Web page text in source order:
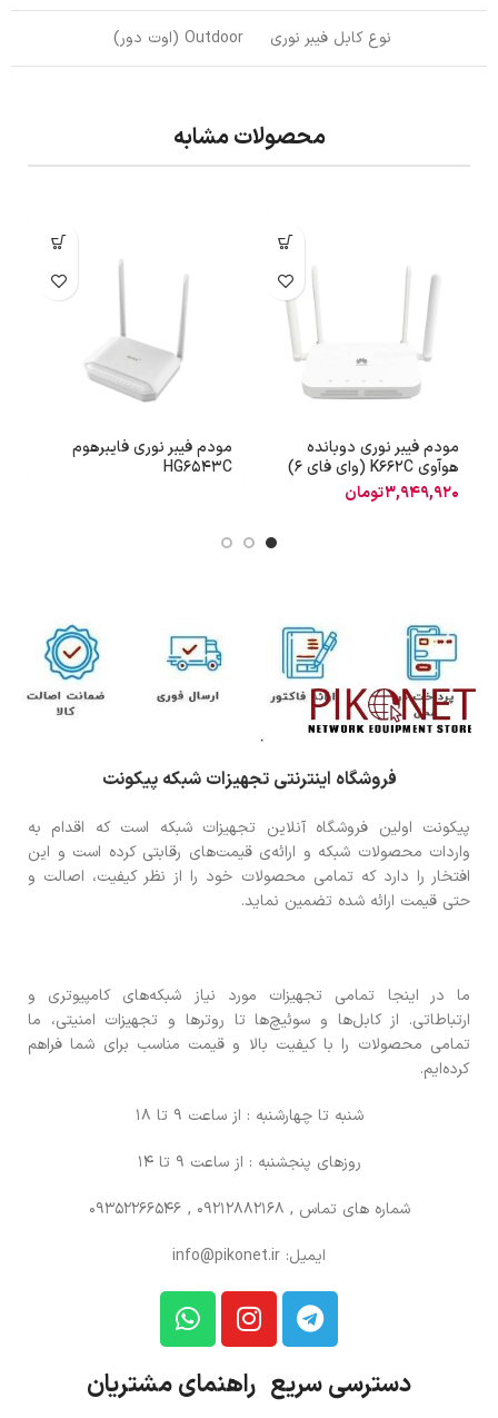
نوع کابل فیبر نوری Outdoor (اوت دور)
محصولات مشابه
مودم فیبر نوری دوبانده
هوآوی K662C (وای فای 6)
3,949,920تومان
مودم فیبر نوری فایبرهوم
HG6543C
فروشگاه اینترنتی تجهیزات شبکه پیکونت
پیکونت اولین فروشگاه آنلاین تجهیزات شبکه است که اقدام به
واردات محصولات شبکه و ارائه‌ی قیمت‌های رقابتی کرده است و این
افتخار را دارد که تمامی محصولات خود را از نظر کیفیت، اصالت و
حتی قیمت ارائه شده تضمین نماید.
ما در اینجا تمامی تجهیزات مورد نیاز شبکه‌های کامپیوتری و
ارتباطاتی. از کابل‌ها و سوئیچ‌ها تا روترها و تجهیزات امنیتی، ما
تمامی محصولات را با کیفیت بالا و قیمت مناسب برای شما فراهم
کرده‌ایم.
شنبه تا چهارشنبه : از ساعت 9 تا 18
روزهای پنجشنبه : از ساعت 9 تا 14
شماره های تماس , 09212882168 , 09352266546
ایمیل: info@pikonet.ir
دسترسی سریع راهنمای مشتریان